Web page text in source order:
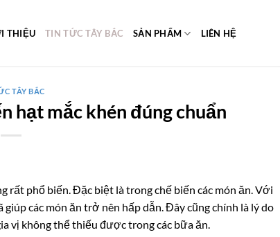
THIỆU TIN TỨC TÂY BẮC SẢN PHẨM LIÊN HỆ
TÂY BẮC
hạt mắc khén đúng chuẩn
rất phổ biến. Đặc biệt là trong chế biến các món ăn. Với
các món ăn trở nên hấp dẫn. Đây cũng chính là lý do
vị không thể thiếu được trong các bữa ăn.